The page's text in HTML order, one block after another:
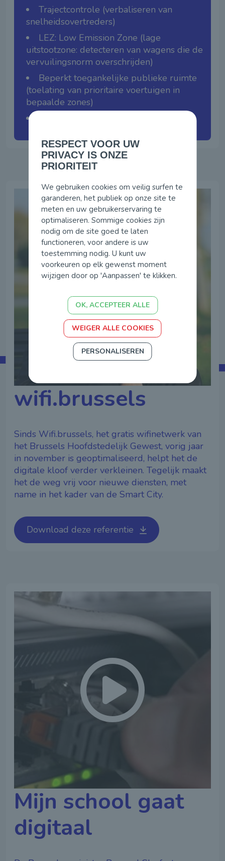
Trajectcontrole (verbaliseren van
snelheidsovertreders)
LEZ: Low Emission Zone (lage
uitstootzone: detecteren van wagens die de
vervuilingsnorm overschrijden)
Beperkt toegankelijke publieke ruimte
(toelating van prioritaire voertuigen in
bepaalde zones)
wifi.brussels
Sinds Wifi.brussels, het gratis wifinetwerk van
het Brussels Hoofdstedelijk Gewest, vorig jaar
in november is geoptimaliseerd, helpt het de
digitale kloof verder verkleinen. Tegelijk maakt
het de weg vrij voor nieuwe diensten, met
name in het kader van de Smart City.
Download deze referentie
Mijn school gaat
digitaal
RESPECT VOOR UW
PRIVACY IS ONZE
PRIORITEIT
We gebruiken cookies om veilig surfen te
garanderen, het publiek op onze site te
meten en uw gebruikerservaring te
optimaliseren. Sommige cookies zijn
nodig om de site goed te laten
functioneren, voor andere is uw
toestemming nodig. U kunt uw
voorkeuren op elk gewenst moment
wijzigen door op 'Aanpassen' te klikken.
OK, ACCEPTEER ALLE
WEIGER ALLE COOKIES
PERSONALISEREN